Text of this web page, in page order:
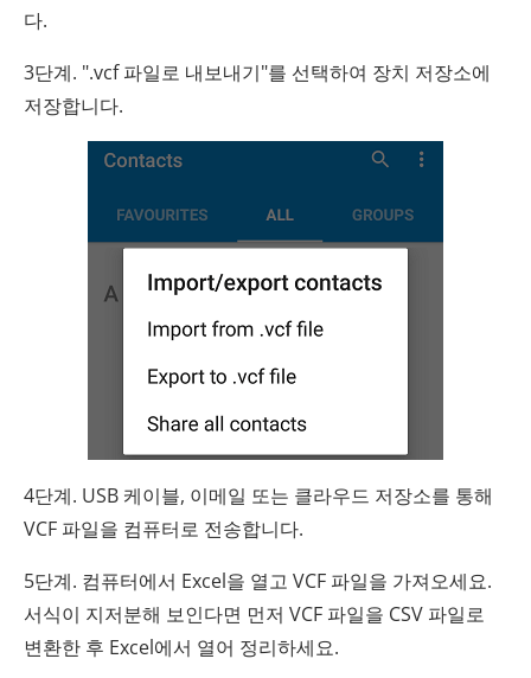
다.
3단계. ".vcf 파일로 내보내기"를 선택하여 장치 저장소에
저장합니다.
4단계. USB 케이블, 이메일 또는 클라우드 저장소를 통해
VCF 파일을 컴퓨터로 전송합니다.
5단계. 컴퓨터에서 Excel을 열고 VCF 파일을 가져오세요.
서식이 지저분해 보인다면 먼저 VCF 파일을 CSV 파일로
변환한 후 Excel에서 열어 정리하세요.